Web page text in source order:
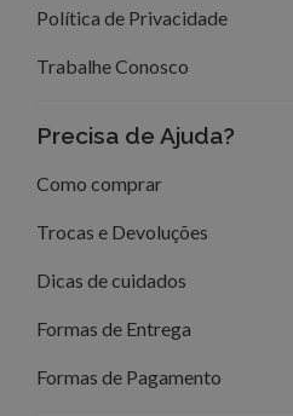
Política de Privacidade
Trabalhe Conosco
Precisa de Ajuda?
Como comprar
Trocas e Devoluções
Dicas de cuidados
Formas de Entrega
Formas de Pagamento